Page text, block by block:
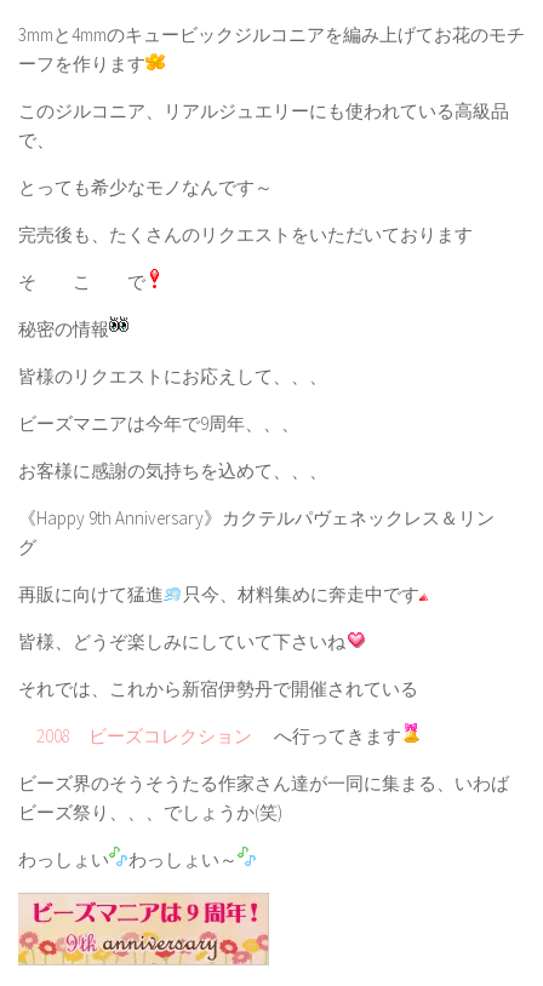
3mmと4mmのキュービックジルコニアを編み上げてお花のモチ
ーフを作ります
このジルコニア、リアルジュエリーにも使われている高級品
で、
とっても希少なモノなんです～
完売後も、たくさんのリクエストをいただいております
そ こ で
秘密の情報
皆様のリクエストにお応えして、、、
ビーズマニアは今年で9周年、、、
お客様に感謝の気持ちを込めて、、、
《Happy 9th Anniversary》カクテルパヴェネックレス＆リン
グ
再販に向けて猛進 只今、材料集めに奔走中です
皆様、どうぞ楽しみにしていて下さいね
それでは、これから新宿伊勢丹で開催されている
2008 ビーズコレクション へ行ってきます
ビーズ界のそうそうたる作家さん達が一同に集まる、いわば
ビーズ祭り、、、でしょうか(笑)
わっしょい わっしょい～